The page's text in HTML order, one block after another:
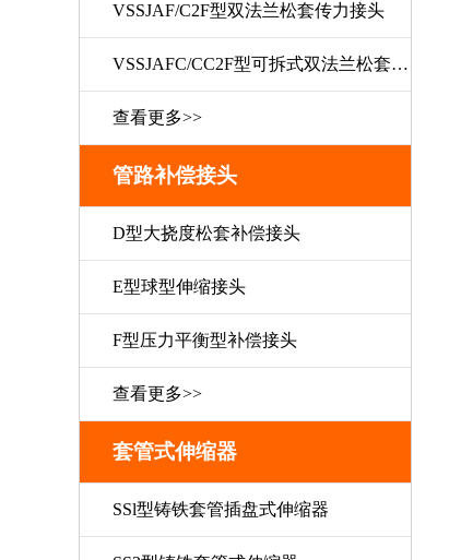
VSSJAF/C2F型双法兰松套传力接头
VSSJAFC/CC2F型可拆式双法兰松套传力接头
查看更多>>
管路补偿接头
D型大挠度松套补偿接头
E型球型伸缩接头
F型压力平衡型补偿接头
查看更多>>
套管式伸缩器
SSl型铸铁套管插盘式伸缩器